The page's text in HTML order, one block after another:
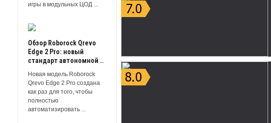
игры в модульных ЦОД ...
Обзор Roborock Qrevo
Edge 2 Pro: новый
стандарт автономной ..
Новая модель Roborock
Qrevo Edge 2 Pro создана
как раз для того, чтобы
полностью
автоматизировать ...